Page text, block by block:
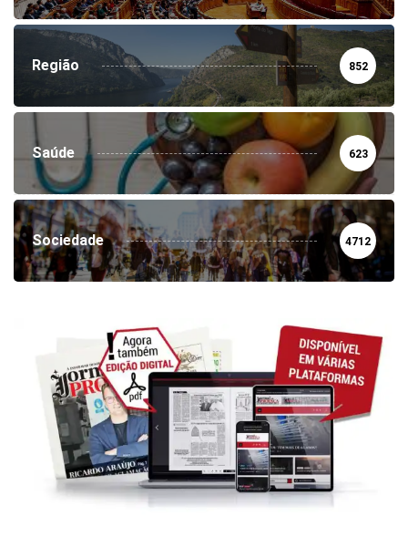
Região 852
Saúde 623
Sociedade 4712